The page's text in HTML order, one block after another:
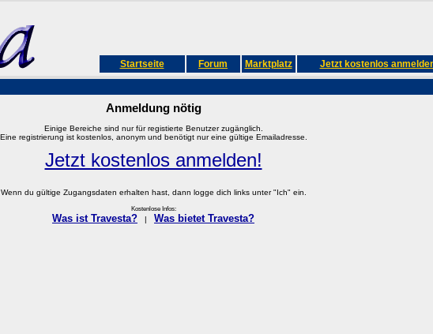
Startseite Forum Marktplatz Jetzt kostenlos
Anmeldung nötig
Einige Bereiche sind nur für registierte Benutzer zugänglich.
Eine registrierung ist kostenlos, anonym und benötigt nur eine gültige Emailadresse.
Jetzt kostenlos anmelden!
Wenn du gültige Zugangsdaten erhalten hast, dann logge dich links unter "Ich" ein.
Kostenlose Infos:
Was ist Travesta? Was bietet Travesta?